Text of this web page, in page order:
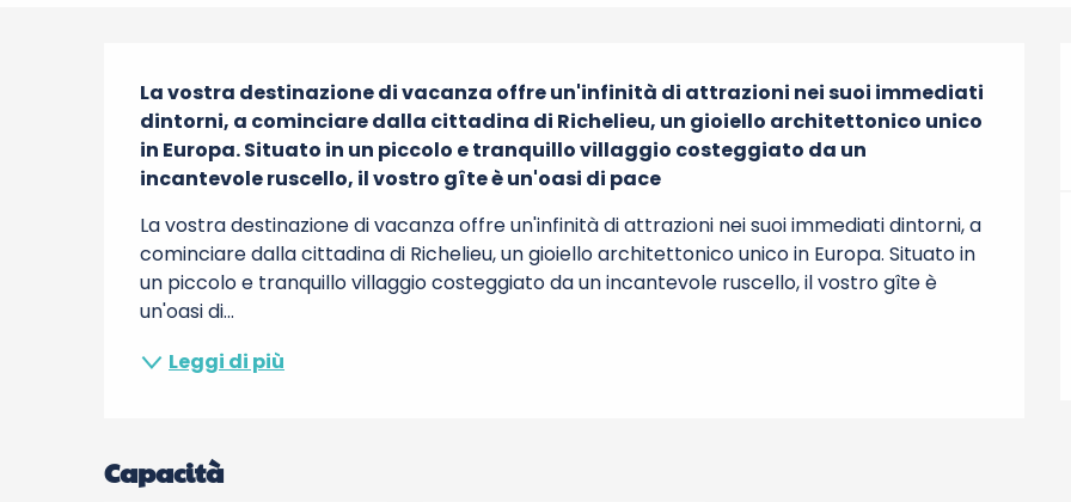
Descrizione
La vostra destinazione di vacanza offre un'infinità di attrazioni nei suoi immediati
dintorni, a cominciare dalla cittadina di Richelieu, un gioiello architettonico unico
in Europa. Situato in un piccolo e tranquillo villaggio costeggiato da un
incantevole ruscello, il vostro gîte è un'oasi di pace
La vostra destinazione di vacanza offre un'infinità di attrazioni nei suoi immediati dintorni, a
cominciare dalla cittadina di Richelieu, un gioiello architettonico unico in Europa. Situato in
un piccolo e tranquillo villaggio costeggiato da un incantevole ruscello, il vostro gîte è
un'oasi di...
Leggi di più
Capacità